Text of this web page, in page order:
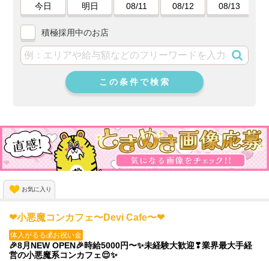
今日
明日 08/11 08/12 08/13
積極採用中のお店
この条件で検索
お気に入り
❤小悪魔コンカフェ〜Devi Cafe〜❤
体入がるる💰お祝い金
🎉8月NEW OPEN🎉時給5000円〜✨️未経験大歓迎❣業界最大手経
営の小悪魔系コンカフェ😌✨️